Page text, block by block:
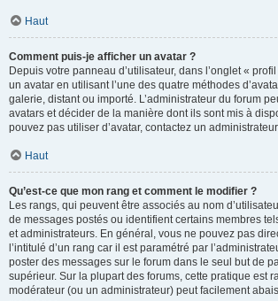
Haut
Comment puis-je afficher un avatar ?
Depuis votre panneau d’utilisateur, dans l’onglet «
un avatar en utilisant l’une des quatre méthodes
galerie, distant ou importé. L’administrateur du forum
avatars et décider de la manière dont ils sont mis à
pouvez pas utiliser d’avatar, contactez un
Haut
Qu’est-ce que mon rang et comment le modifier ?
Les rangs, qui peuvent être associés au nom
de messages postés ou identifient certains membres
et administrateurs. En général, vous ne pouvez pas
l’intitulé d’un rang car il est paramétré par
poster des messages sur le forum dans le seul but de
supérieur. Sur la plupart des forums, cette pratique est
modérateur (ou un administrateur) peut facilement